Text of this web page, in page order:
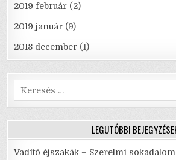
2019 február (2)
2019 január (9)
2018 december (1)
Search
for:
LEGUTÓBBI
Vadító éjszakák – Szerelmi